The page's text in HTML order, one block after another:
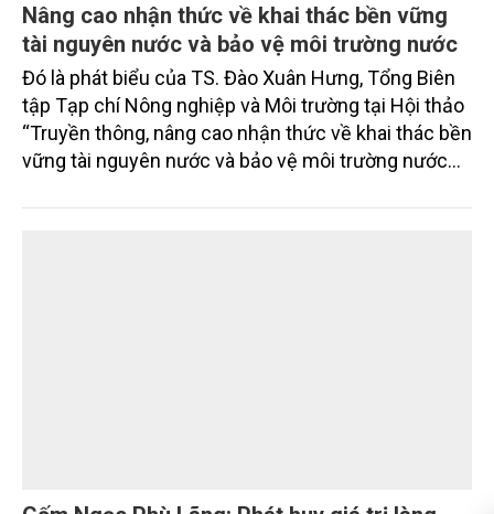
Nâng cao nhận thức về khai thác bền vững
tài nguyên nước và bảo vệ môi trường nước
Đó là phát biểu của TS. Đào Xuân Hưng, Tổng Biên
tập Tạp chí Nông nghiệp và Môi trường tại Hội thảo
“Truyền thông, nâng cao nhận thức về khai thác bền
vững tài nguyên nước và bảo vệ môi trường nước
trường phối hợp với Sở Nông nghiệp và Môi trường